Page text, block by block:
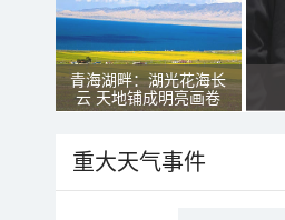
青海湖畔：湖光花海长
云 天地铺成明亮画卷
重大天气事件